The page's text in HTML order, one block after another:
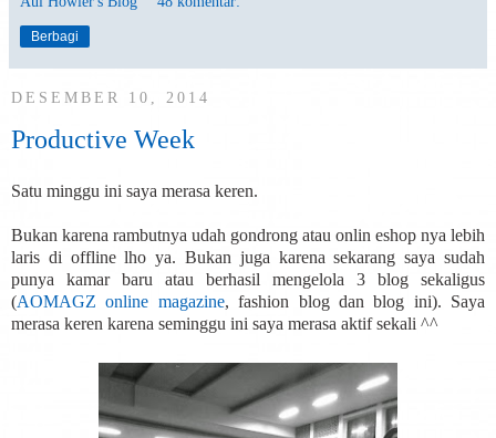
Berbagi
DESEMBER 10, 2014
Productive Week
Satu minggu ini saya merasa keren.
Bukan karena rambutnya udah gondrong atau onlin eshop nya lebih
laris di offline lho ya. Bukan juga karena sekarang saya sudah
punya kamar baru atau berhasil mengelola 3 blog sekaligus
(AOMAGZ online magazine, fashion blog dan blog ini). Saya
merasa keren karena seminggu ini saya merasa aktif sekali ^^